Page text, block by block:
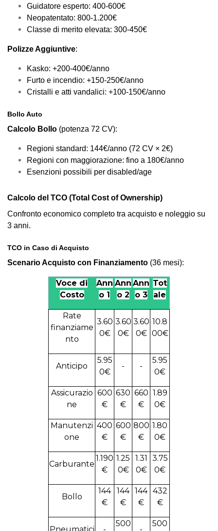
Guidatore esperto: 400-600€
Neopatentato: 800-1.200€
Classe di merito elevata: 300-450€
Polizze Aggiuntive:
Kasko: +200-400€/anno
Furto e incendio: +150-250€/anno
Cristalli e atti vandalici: +100-150€/anno
Bollo Auto
Calcolo Bollo (potenza 72 CV):
Regioni standard: 144€/anno (72 CV × 2€)
Regioni con maggiorazione: fino a 180€/anno
Esenzioni possibili per disabled/age
Calcolo del TCO (Total Cost of Ownership)
Confronto economico completo tra acquisto e noleggio su
3 anni.
TCO in Caso di Acquisto
Scenario Acquisto con Finanziamento (36 mesi):
Voce di
Costo
Ann
o 1
Ann
o 2
Ann
o 3
Tot
ale
Rate
finanziame
nto
3.60
0€
3.60
0€
3.60
0€
10.8
00€
Anticipo
5.95
0€
- -
5.95
0€
Assicurazio
ne
600
€
630
€
660
€
1.89
0€
Manutenzi
one
400
€
600
€
800
€
1.80
0€
Carburante
1.190
€
1.25
0€
1.31
0€
3.75
0€
Bollo
144
€
144
€
144
€
432
€
Pneumatici -
500
-
500